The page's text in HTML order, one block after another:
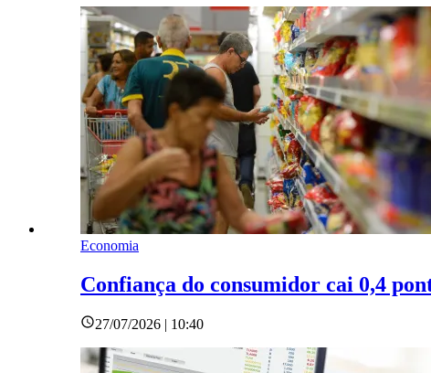
Economia
Confiança do consumidor cai 0,4
27/07/2026 | 10:40